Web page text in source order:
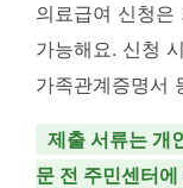
의료급여 신청은
가능해요. 신청
가족관계증명서
제출 서류는 개
문 전 주민센터